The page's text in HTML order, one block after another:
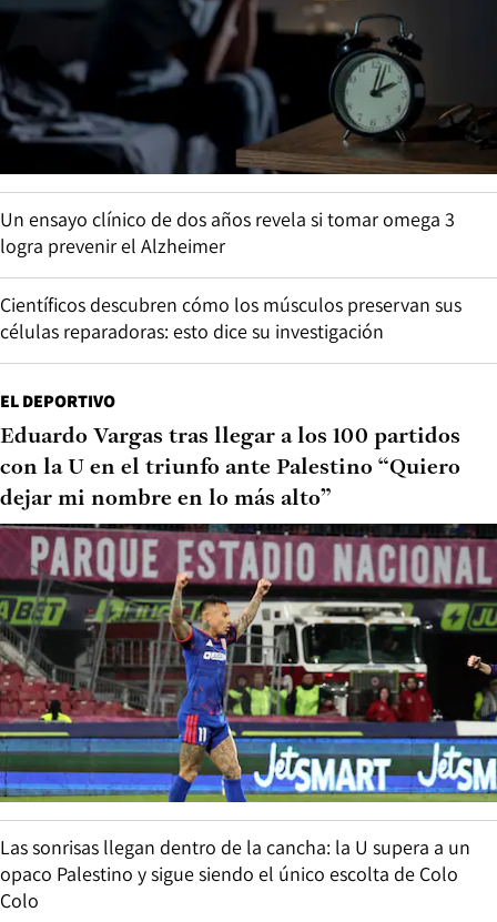
Un ensayo clínico de dos años revela si tomar omega 3
logra prevenir el Alzheimer
Científicos descubren cómo los músculos preservan sus
células reparadoras: esto dice su investigación
EL DEPORTIVO
Eduardo Vargas tras llegar a los 100 partidos
con la U en el triunfo ante Palestino “Quiero
dejar mi nombre en lo más alto”
Las sonrisas llegan dentro de la cancha: la U supera a un
opaco Palestino y sigue siendo el único escolta de Colo
Colo